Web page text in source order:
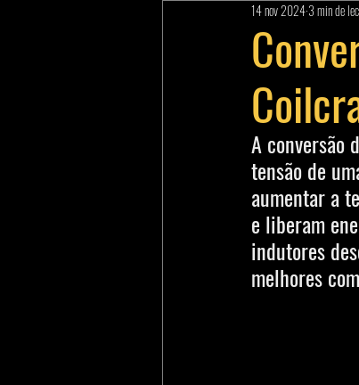
14 nov 20243 min de
A conversão
tensão de
aumentar a
e liberam
indutores
melhores